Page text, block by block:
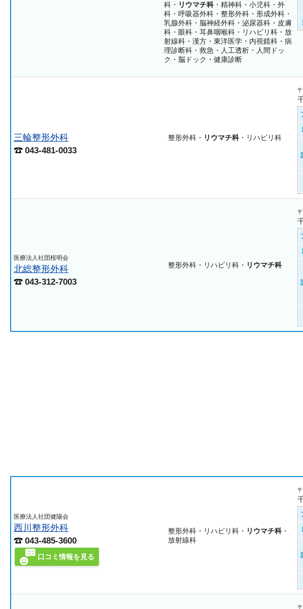
科・ リウマチ科・精神科・小児科・外
科・呼吸器外科・整形外科・形成外科・
乳腺外科・脳神経外科・泌尿器科・皮膚
科・眼科・耳鼻咽喉科・リハビリ科・放
射線科・漢方・東洋医学・内視鏡科・病
理診断科・救急・人工透析・人間ドッ
ク・脳ドック・健康診断
三輪整形外科
043-481-0033
整形外科・ リウマチ科・リハビリ科
医療法人社団桜明会
北総整形外科
043-312-7003
整形外科・リハビリ科・ リウマチ科
医療法人社団健陽会
西川整形外科
043-485-3600
口コミ情報を見る
整形外科・リハビリ科・ リウマチ科・
放射線科